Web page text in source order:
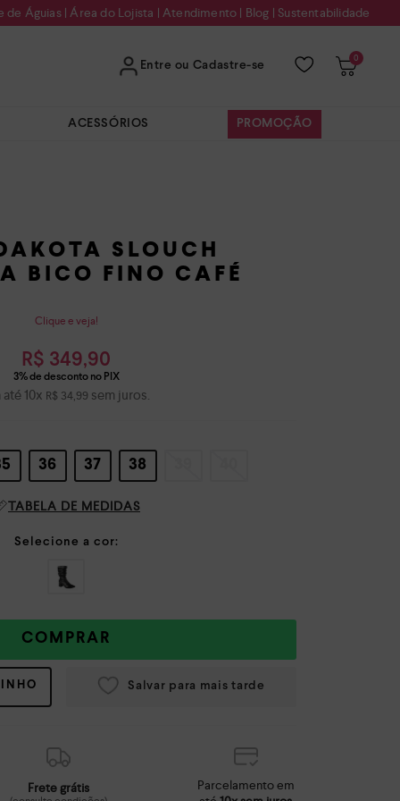
de Águias|Área do Lojista | Atendimento | Blog | Sustentabilidade
Entre ou Cadastre-se
0
ACESSÓRIOS PROMOÇÃO
SLOUCH
BICO FINO CAFÉ
Clique e veja!
R$ 349,90
até10x R$ 34,99 sem juros.
36 37 38
TABELA DE MEDIDAS
COMPRAR
Frete grátis
Parcelamento em